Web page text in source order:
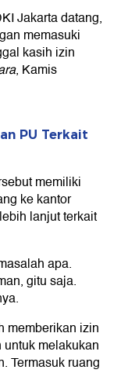
Jakarta datang,
memasuki
kasih izin
, Kamis
PU Terkait
memiliki
ke kantor
lanjut terkait
apa.
gitu saja.
memberikan izin
melakukan
Termasuk ruang